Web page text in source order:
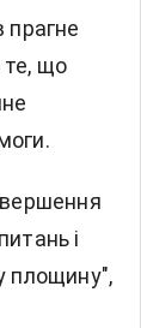
прагне
те, що
і
площину",